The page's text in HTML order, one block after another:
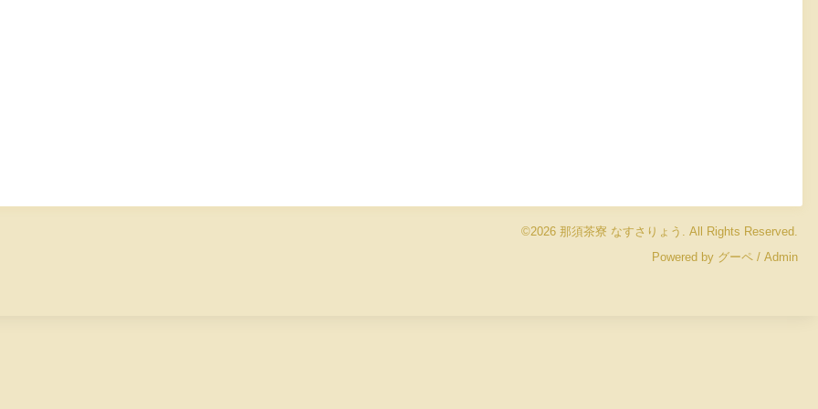
©2026 那須茶寮 なすさりょう . All Rights Reserved.
Powered by グーペ / Admin